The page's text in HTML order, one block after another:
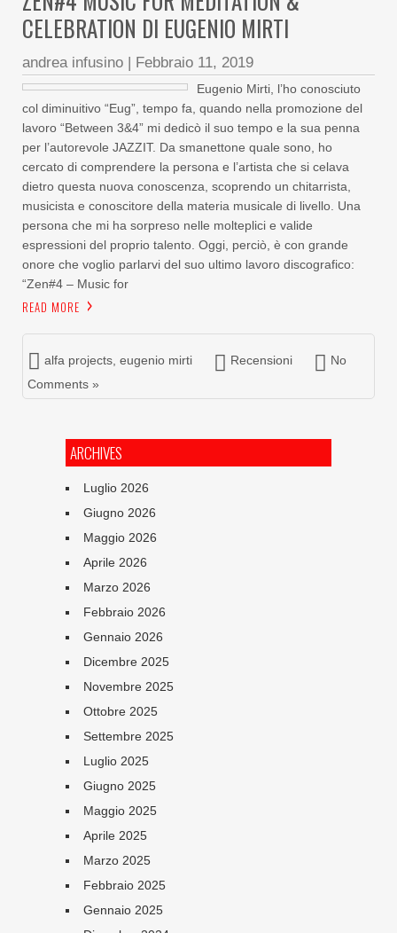
CELEBRATION DI EUGENIO MIRTI
andrea infusino | Febbraio 11, 2019
Eugenio Mirti, l’ho conosciuto
col diminuitivo “Eug”, tempo fa, quando nella promozione del
lavoro “Between 3&4” mi dedicò il suo tempo e la sua penna
per l’autorevole JAZZIT. Da smanettone quale sono, ho
cercato di comprendere la persona e l’artista che si celava
dietro questa nuova conoscenza, scoprendo un chitarrista,
musicista e conoscitore della materia musicale di livello. Una
persona che mi ha sorpreso nelle molteplici e valide
espressioni del proprio talento. Oggi, perciò, è con grande
onore che voglio parlarvi del suo ultimo lavoro discografico:
“Zen#4 – Music for
READ MORE
alfa projects eugenio mirti Recensioni
No
Comments »
ARCHIVES
Luglio 2026
Giugno 2026
Maggio 2026
Aprile 2026
Marzo 2026
Febbraio 2026
Gennaio 2026
Dicembre 2025
Novembre 2025
Ottobre 2025
Settembre 2025
Luglio 2025
Giugno 2025
Maggio 2025
Aprile 2025
Marzo 2025
Febbraio 2025
Gennaio 2025